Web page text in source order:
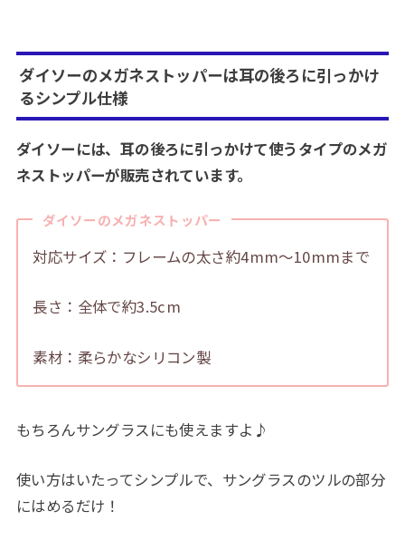
ダイソーのメガネストッパーは耳の後ろに引っかけ
るシンプル仕様
ダイソーには、耳の後ろに引っかけて使うタイプのメガ
ネストッパーが販売されています。
ダイソーのメガネストッパー
対応サイズ：フレームの太さ約4mm～10mmまで
長さ：全体で約3.5cm
素材：柔らかなシリコン製
もちろんサングラスにも使えますよ♪
使い方はいたってシンプルで、サングラスのツルの部分
にはめるだけ！